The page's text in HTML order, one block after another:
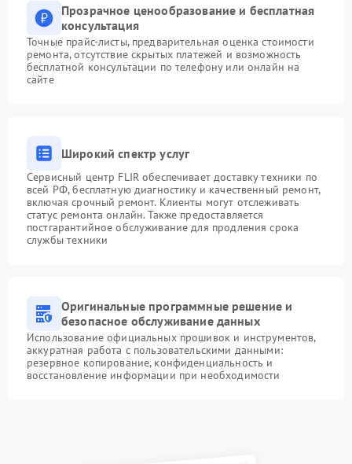
Прозрачное ценообразование и бесплатная
консультация
Точные прайс-листы, предварительная оценка стоимости
ремонта, отсутствие скрытых платежей и возможность
бесплатной консультации по телефону или онлайн на
сайте
Широкий спектр услуг
Сервисный центр FLIR обеспечивает доставку техники по
всей РФ, бесплатную диагностику и качественный ремонт,
включая срочный ремонт. Клиенты могут отслеживать
статус ремонта онлайн. Также предоставляется
постгарантийное обслуживание для продления срока
службы техники
Оригинальные программные решение и
безопасное обслуживание данных
Использование официальных прошивок и инструментов,
аккуратная работа с пользовательскими данными:
резервное копирование, конфиденциальность и
восстановление информации при необходимости